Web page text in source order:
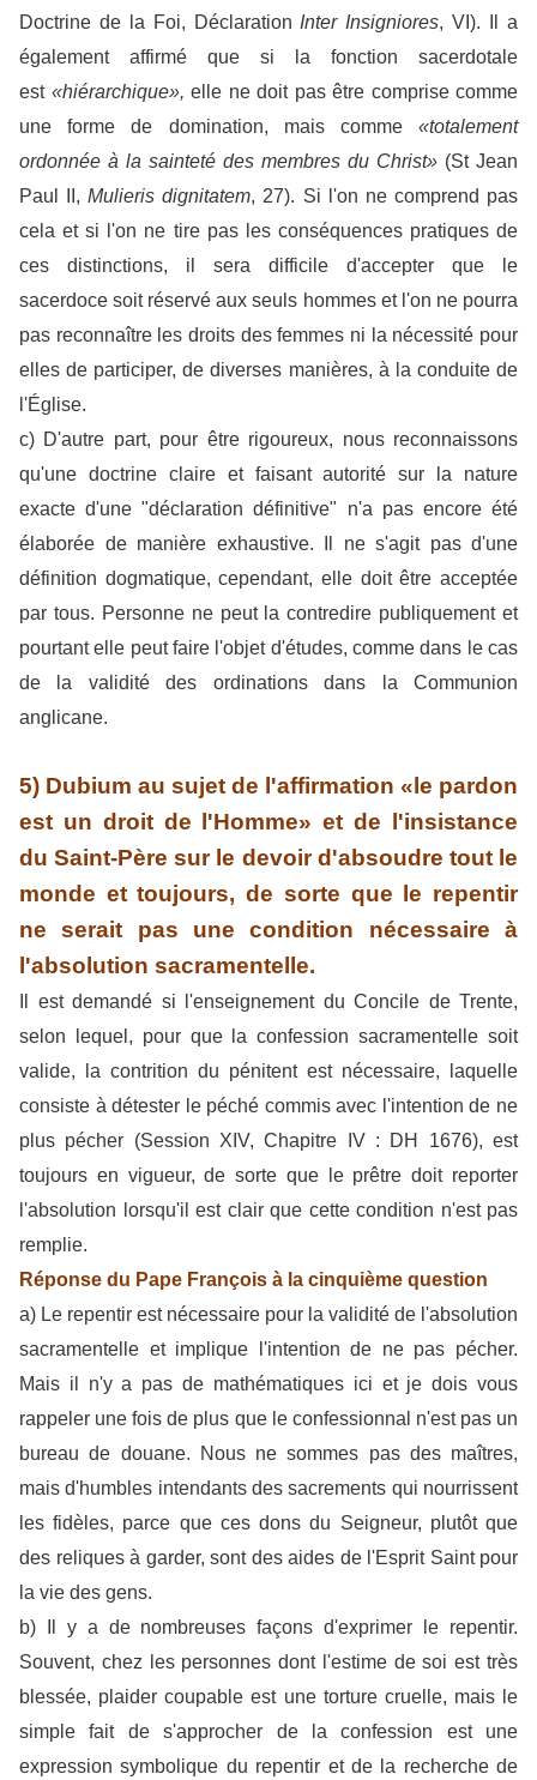
Doctrine de la Foi, Déclaration Inter Insigniores, VI). Il a
également affirmé que si la fonction sacerdotale
est «hiérarchique», elle ne doit pas être comprise comme
une forme de domination, mais comme «totalement
ordonnée à la sainteté des membres du Christ» (St Jean
Paul II,Mulieris dignitatem, 27). Si l'on ne comprend pas
cela et si l'on ne tire pas les conséquences pratiques de
ces distinctions, il sera difficile d'accepter que le
sacerdoce soit réservé aux seuls hommes et l'on ne pourra
pas reconnaître les droits des femmes ni la nécessité pour
elles de participer, de diverses manières, à la conduite de
l'Église.
c) D'autre part, pour être rigoureux, nous reconnaissons
qu'une doctrine claire et faisant autorité sur la nature
exacte d'une "déclaration définitive" n'a pas encore été
élaborée de manière exhaustive. Il ne s'agit pas d'une
définition dogmatique, cependant, elle doit être acceptée
par tous. Personne ne peut la contredire publiquement et
pourtant elle peut faire l'objet d'études, comme dans le cas
de la validité des ordinations dans la Communion
anglicane.
5) Dubium au sujet de l'affirmation «le pardon
est un droit de l'Homme» et de l'insistance
du Saint-Père sur le devoir d'absoudre tout le
monde et toujours, de sorte que le repentir
ne serait pas une condition nécessaire à
l'absolution sacramentelle.
Il est demandé si l'enseignement du Concile de Trente,
selon lequel, pour que la confession sacramentelle soit
valide, la contrition du pénitent est nécessaire, laquelle
consiste à détester le péché commis avec l'intention de ne
plus pécher (Session XIV, Chapitre IV : DH 1676), est
toujours en vigueur, de sorte que le prêtre doit reporter
l'absolution lorsqu'il est clair que cette condition n'est pas
remplie.
Réponse du Pape François à la cinquième question
a) Le repentir est nécessaire pour la validité de l'absolution
sacramentelle et implique l'intention de ne pas pécher.
Mais il n'y a pas de mathématiques ici et je dois vous
rappeler une fois de plus que le confessionnal n'est pas un
bureau de douane. Nous ne sommes pas des maîtres,
mais d'humbles intendants des sacrements qui nourrissent
les fidèles, parce que ces dons du Seigneur, plutôt que
des reliques à garder, sont des aides de l'Esprit Saint pour
la vie des gens.
b) Il y a de nombreuses façons d'exprimer le repentir.
Souvent, chez les personnes dont l'estime de soi est très
blessée, plaider coupable est une torture cruelle, mais le
simple fait de s'approcher de la confession est une
expression symbolique du repentir et de la recherche de